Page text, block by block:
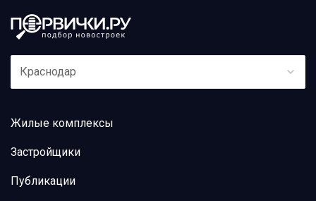
Краснодар
Жилые комплексы
Застройщики
Публикации